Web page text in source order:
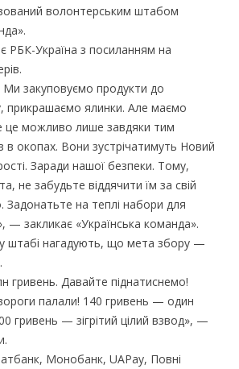
волонтерським штабом
РБК-Україна з посиланням на
Ми закуповуємо продукти до
прикрашаємо ялинки. Але маємо
це можливо лише завдяки тим
в окопах. Вони зустрічатимуть Новий
Заради нашої безпеки. Тому,
не забудьте віддячити їм за свій
Задонатьте на теплі набори для
— закликає «Українська команда».
штабі нагадують, що мета збору —
гривень. Давайте піднатиснемо!
палали! 140 гривень — один
гривень — зігрітий цілий взвод», —
Монобанк, UAPay, Повні